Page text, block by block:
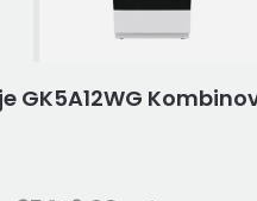
GK5A12WG